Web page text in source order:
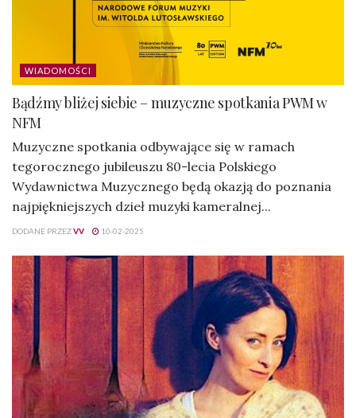
WIADOMOŚCI
Bądźmy bliżej siebie – muzyczne spotkania PWM w
NFM
Muzyczne spotkania odbywające się w ramach
tegorocznego jubileuszu 80-lecia Polskiego
Wydawnictwa Muzycznego będą okazją do poznania
najpiękniejszych dzieł muzyki kameralnej...
DODANE PRZEZVV 10-02-2025